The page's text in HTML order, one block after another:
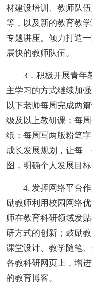
材建设培训、教师队
等，以及新的教育教
专题讲座。倾力打造
展快的教师队伍。
3．积极开展青年
主学习的方式继续加
以下老师每周完成两
级及以上教研课；每
纸；每周写两版粉笔
成长发展规划，让每
图，明确个人发展目
4. 发挥网络平台
励教师利用校园网络
师在教育科研领域发
研方式的创新；鼓励
课堂设计、教学随笔
各教科研网页上，增
的教育博客。